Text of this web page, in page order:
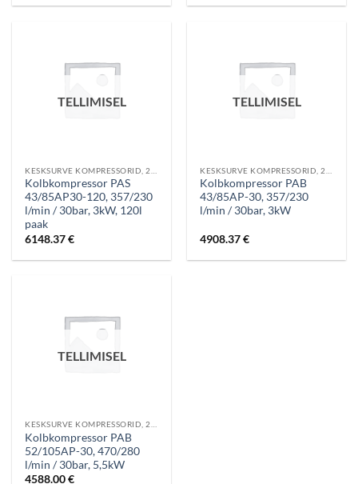
TELLIMISEL
Kolbkompressor PAS
43/85AP30-120, 357/230
l/min / 30bar, 3kW, 120l
paak
6148.37€
TELLIMISEL
Kolbkompressor PAB
43/85AP-30, 357/230
l/min / 30bar, 3kW
4908.37€
TELLIMISEL
Kolbkompressor PAB
52/105AP-30, 470/280
l/min / 30bar, 5,5kW
4588.00€